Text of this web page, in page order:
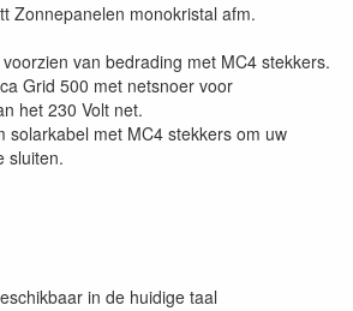
Zonnepanelen monokristal afm.
van bedrading met MC4 stekkers.
Grid 500 met netsnoer voor
het 230 Volt net.
solarkabel met MC4 stekkers om uw
sluiten.
in de huidige taal